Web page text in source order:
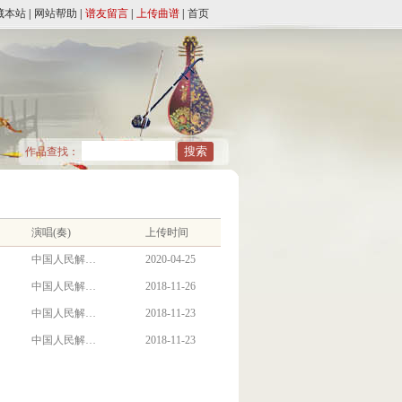
本站 网站帮助 谱友留言 上传曲谱 首页
作品查找：
演唱(奏) 上传时间
中国人民解… 2020-04-25
中国人民解… 2018-11-26
中国人民解… 2018-11-23
中国人民解… 2018-11-23